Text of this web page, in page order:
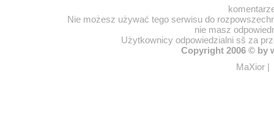
Nie możesz używać tego serwisu do
nie masz
Użytkownicy odpowiedzialni sš za
Copyright 2006 © by
MaXior |